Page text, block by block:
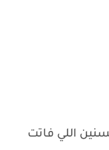
اللي فاتت